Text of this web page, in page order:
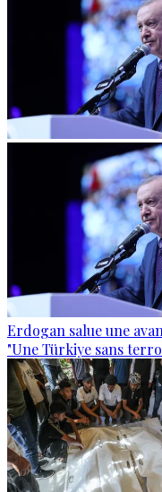
Erdogan salue une
"Une Türkiye sans